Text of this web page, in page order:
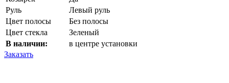
Руль
Левый руль
Цвет полосы
Без полосы
Цвет стекла
Зеленый
В наличии:
в центре установки
Заказать